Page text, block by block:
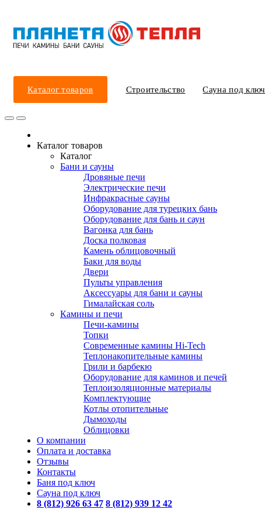
Каталог товаров Строительство Сауна под ключ
Каталог товаров
Каталог
Бани и сауны
Дровяные печи
Электрические печи
Инфракрасные сауны
Оборудование для турецких бань
Оборудование для бань и саун
Вагонка для бань
Доска полковая
Камень облицовочный
Баки для воды
Двери
Пульты управления
Аксессуары для бани и сауны
Гималайская соль
Камины и печи
Печи-камины
Топки
Современные камины Hi-Tech
Теплонакопительные камины
Грили и барбекю
Оборудование для каминов и печей
Теплоизоляционные материалы
Комплектующие
Котлы отопительные
Дымоходы
Облицовки
О компании
Оплата и доставка
Отзывы
Контакты
Баня под ключ
Сауна под ключ
8 (812) 926 63 47 8 (812) 939 12 42